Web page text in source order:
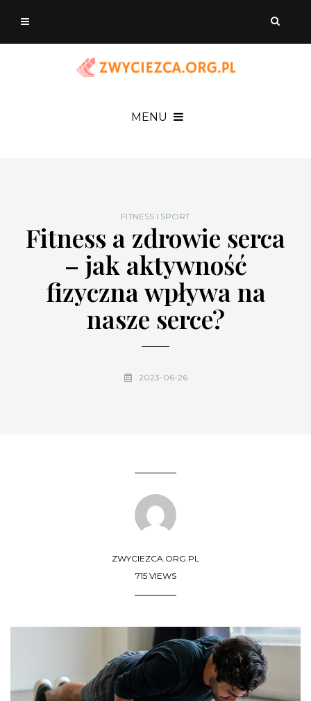
MENU
FITNESS I SPORT
Fitness a zdrowie serca
– jak aktywność
fizyczna wpływa na
nasze serce?
2023-06-26
ZWYCIEZCA.ORG.PL
715 VIEWS